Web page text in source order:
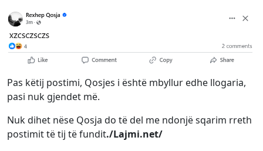
Pas këtij postimi, Qosjes i është mbyllur edhe llogaria,
pasi nuk gjendet më.
Nuk dihet nëse Qosja do të del me ndonjë sqarim rreth
postimit të tij të fundit./Lajmi.net/